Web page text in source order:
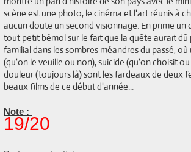
scène est une photo, le cinéma et l'art réunis à
aucun doute un second visionnage. En prime
tout petit bémol sur le fait que la quête aurait
familial dans les sombres méandres du passé,
(qu'on le veuille ou non), suicide (qu'on choisit
douleur (toujours là) sont les fardeaux de deux
beaux films de ce début d'année...
Note :
19/20